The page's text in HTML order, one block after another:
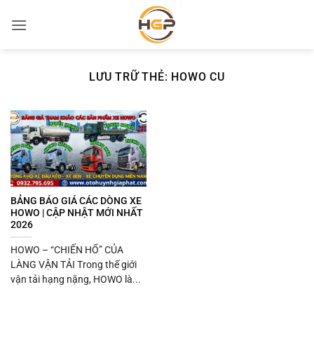
qua
LƯU TRỮ THẺ: HOWO CU
BẢNG BÁO GIÁ CÁC DÒNG XE
HOWO | CẬP NHẬT MỚI NHẤT
2026
HOWO – “CHIẾN HỔ” CỦA
LÀNG VẬN TẢI Trong thế giới
vận tải hạng nặng, HOWO là...